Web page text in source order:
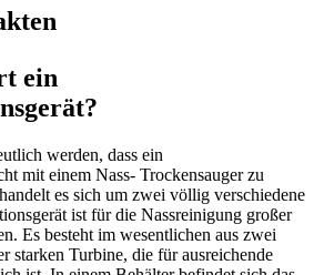
ein
werden, dass ein
mit einem Nass- Trockensauger zu
es sich um zwei völlig verschiedene
ist für die Nassreinigung großer
Es besteht im wesentlichen aus zwei
starken Turbine, die für ausreichende